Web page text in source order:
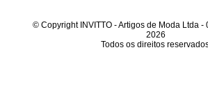
© Copyright INVITTO - Artigos de Moda Ltda
2026
Todos os direitos